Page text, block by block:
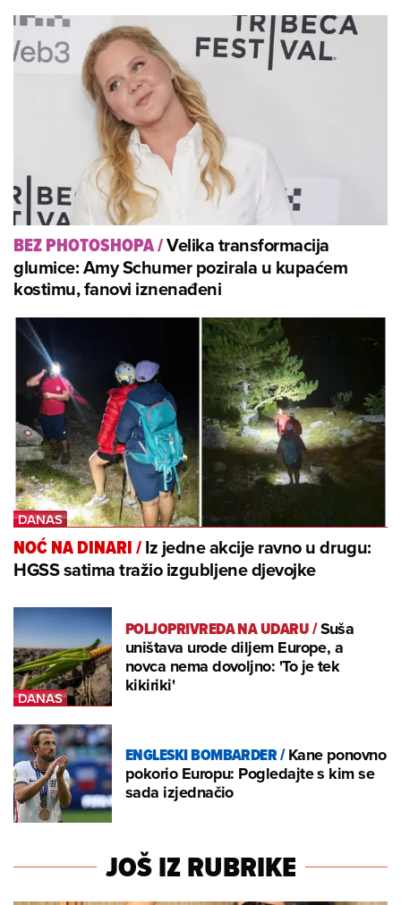
BEZ PHOTOSHOPA/Velika transformacija
glumice: Amy Schumer pozirala u kupaćem
kostimu, fanovi iznenađeni
NOĆ NA DINARI/Iz jedne akcije ravno u drugu:
HGSS satima tražio izgubljene djevojke
POLJOPRIVREDA NA UDARU/Suša
uništava urode diljem Europe, a
novca nema dovoljno: 'To je tek
kikiriki'
ENGLESKI BOMBARDER/Kane ponovno
pokorio Europu: Pogledajte s kim se
sada izjednačio
JOŠ IZ RUBRIKE